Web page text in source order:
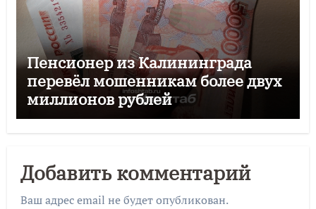
Пенсионер из Калининграда
перевёл мошенникам более двух
миллионов рублей
Добавить комментарий
Ваш адрес email не будет опубликован.